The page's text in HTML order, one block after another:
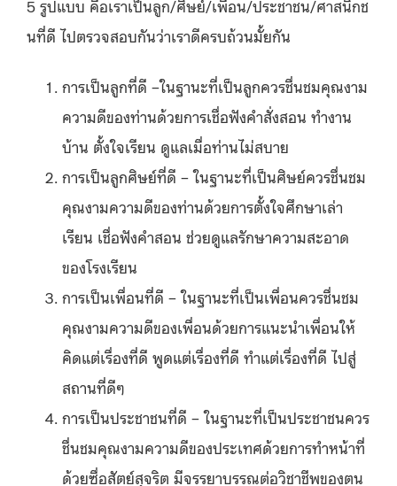
5 รูปแบบ คือเราเป็นลูก/ศิษย์/เพื่อน/ประชาชน/ศาสนิกช
นที่ดี ไปตรวจสอบกันว่าเราดีครบถ้วนมั้ยกัน
การเป็นลูกที่ดี –ในฐานะที่เป็นลูกควรชื่นชมคุณงาม
ความดีของท่านด้วยการเชื่อฟังคำสั่งสอน ทำงาน
บ้าน ตั้งใจเรียน ดูแลเมื่อท่านไม่สบาย
การเป็นลูกศิษย์ที่ดี – ในฐานะที่เป็นศิษย์ควรชื่นชม
คุณงามความดีของท่านด้วยการตั้งใจศึกษาเล่า
เรียน เชื่อฟังคำสอน ช่วยดูแลรักษาความสะอาด
ของโรงเรียน
การเป็นเพื่อนที่ดี – ในฐานะที่เป็นเพื่อนควรชื่นชม
คุณงามความดีของเพื่อนด้วยการแนะนำเพื่อนให้
คิดแต่เรื่องที่ดี พูดแต่เรื่องที่ดี ทำแต่เรื่องที่ดี ไปสู่
สถานที่ดีๆ
การเป็นประชาชนที่ดี – ในฐานะที่เป็นประชาชนควร
ชื่นชมคุณงามความดีของประเทศด้วยการทำหน้าที่
ด้วยซื่อสัตย์สุจริต มีจรรยาบรรณต่อวิชาชีพของตน